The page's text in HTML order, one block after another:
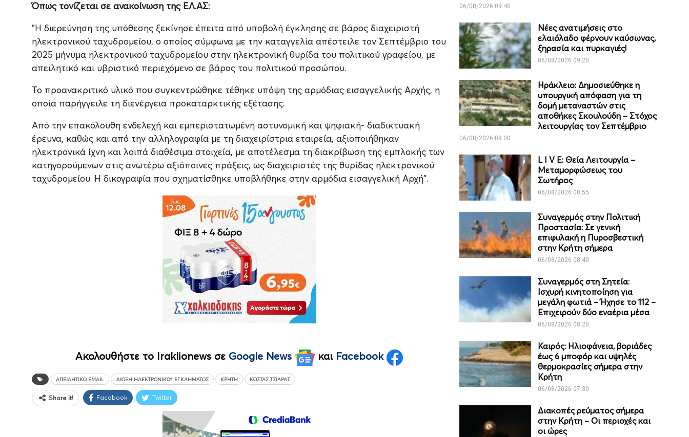
Όπως τονίζεται σε ανακοίνωση της ΕΛ.ΑΣ:
"Η διερεύνηση της υπόθεσης ξεκίνησε έπειτα από υποβολή έγκλησης σε βάρος διαχειριστή
ηλεκτρονικού ταχυδρομείου, ο οποίος σύμφωνα με την καταγγελία απέστειλε τον Σεπτέμβριο του
2025 μήνυμα ηλεκτρονικού ταχυδρομείου στην ηλεκτρονική θυρίδα του πολιτικού γραφείου, με
απειλητικό και υβριστικό περιεχόμενο σε βάρος του πολιτικού προσώπου.
Το προανακριτικό υλικό που συγκεντρώθηκε τέθηκε υπόψη της αρμόδιας εισαγγελικής Αρχής, η
οποία παρήγγειλε τη διενέργεια προκαταρκτικής εξέτασης.
Από την επακόλουθη ενδελεχή και εμπεριστατωμένη αστυνομική και ψηφιακή- διαδικτυακή
έρευνα, καθώς και από την αλληλογραφία με τη διαχειρίστρια εταιρεία, αξιοποιήθηκαν
ηλεκτρονικά ίχνη και λοιπά διαθέσιμα στοιχεία, με αποτέλεσμα τη διακρίβωση της εμπλοκής των
κατηγορούμενων στις ανωτέρω αξιόποινες πράξεις, ως διαχειριστές της θυρίδας ηλεκτρονικού
ταχυδρομείου. Η δικογραφία που σχηματίσθηκε υποβλήθηκε στην αρμόδια εισαγγελική Αρχή".
Ακολουθήστε το Iraklionews σε Google News και Facebook
ΑΠΕΙΛΗΤΙΚΌ EMAIL ΔΊΩΞΗ ΗΛΕΚΤΡΟΝΙΚΟΎ ΕΓΚΛΉΜΑΤΟΣ ΚΡΉΤΗ ΚΏΣΤΑΣ ΤΣΙΆΡΑΣ
Share it! Facebook Twitter
06/08/2026 09:40
Νέες ανατιμήσεις στο
ελαιόλαδο φέρνουν καύσωνας,
ξηρασία και πυρκαγιές!
06/08/2026 09:20
Ηράκλειο: Δημοσιεύθηκε η
υπουργική απόφαση για τη
δομή μεταναστών στις
αποθήκες Σκουλούδη – Στόχος
λειτουργίας τον Σεπτέμβριο
06/08/2026 09:00
L I V E: Θεία Λειτουργία –
Μεταμορφώσεως του
Σωτήρος
06/08/2026 08:55
Συναγερμός στην Πολιτική
Προστασία: Σε γενική
επιφυλακή η Πυροσβεστική
στην Κρήτη σήμερα
06/08/2026 08:40
Συναγερμός στη Σητεία:
Ισχυρή κινητοποίηση για
μεγάλη φωτιά – Ήχησε το 112 –
Επιχειρούν δύο εναέρια μέσα
06/08/2026 08:20
Καιρός: Ηλιοφάνεια, βοριάδες
έως 6 μποφόρ και υψηλές
θερμοκρασίες σήμερα στην
Κρήτη
06/08/2026 07:30
Διακοπές ρεύματος σήμερα
στην Κρήτη – Οι περιοχές και
οι ώρες